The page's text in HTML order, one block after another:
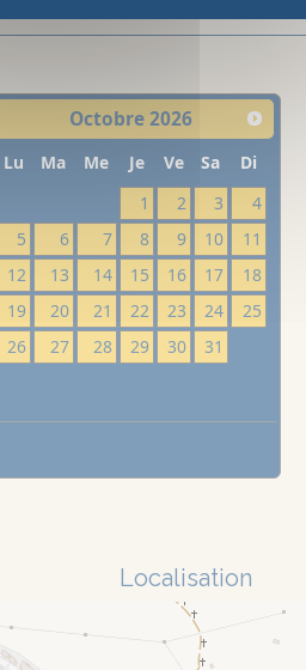
Octobre2026
Lu Ma Me Je Ve Sa
Di
1
2 3
4
5
6 7 8 9 10
11
12
13 14 15 16 17
18
19
20 21 22 23 24
25
26
27 28 29 30 31
Localisation